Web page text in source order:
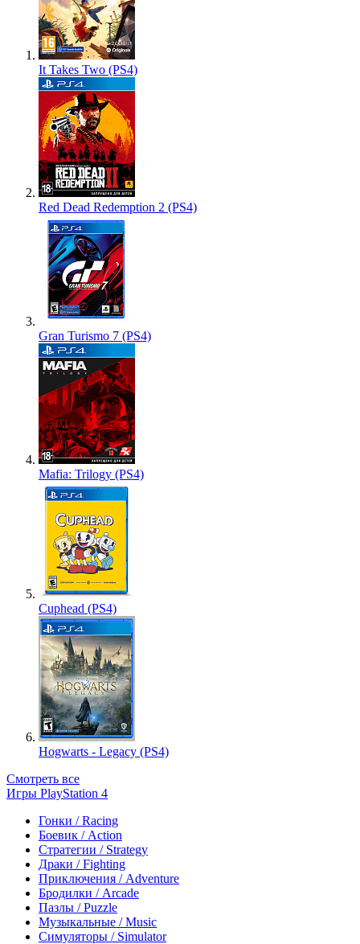
It Takes Two (PS4)
Red Dead Redemption 2 (PS4)
Gran Turismo 7 (PS4)
Mafia: Trilogy (PS4)
Cuphead (PS4)
Hogwarts - Legacy (PS4)
Смотреть все
Игры PlayStation 4
Гонки / Racing
Боевик / Action
Стратегии / Strategy
Драки / Fighting
Приключения / Adventure
Бродилки / Arcade
Пазлы / Puzzle
Музыкальные / Music
Симуляторы / Simulator